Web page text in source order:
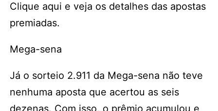
Clique aqui e veja os detalhes das apostas
premiadas.
Mega-sena
Já o sorteio 2.911 da Mega-sena não teve
nenhuma aposta que acertou as seis
dezenas. Com isso, o prêmio acumulou e